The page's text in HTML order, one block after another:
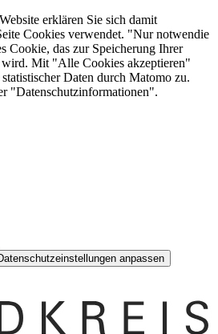
erklären Sie sich damit
Cookies verwendet. "Nur notwendie
Cookie, das zur Speicherung Ihrer
Mit "Alle Cookies akzeptieren"
Daten durch Matomo zu.
"Datenschutzinformationen".
anpassen